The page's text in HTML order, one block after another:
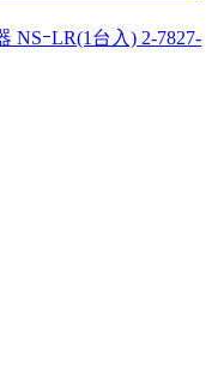
NSｰLR(1台入) 2-7827-